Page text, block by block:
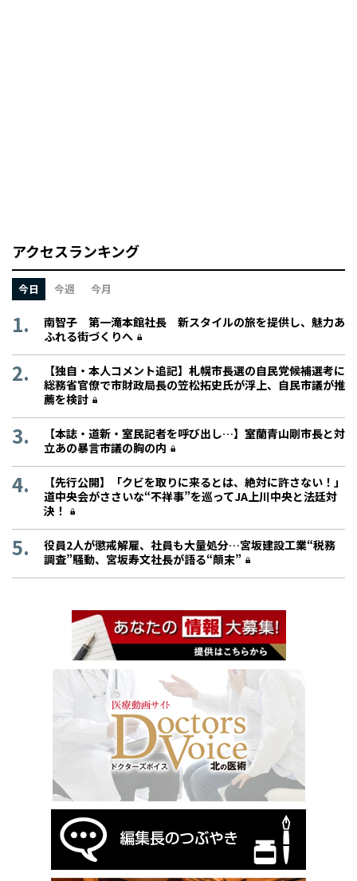
アクセスランキング
今日 今週 今月
南智子 第一滝本館社長 新スタイルの旅を提供し、魅力あ
ふれる街づくりへ
【独自・本人コメント追記】札幌市長選の自民党候補選考に
総務省官僚で市財政局長の笠松拓史氏が浮上、自民市議が推
薦を検討
【本誌・道新・室民記者を呼び出し…】室蘭青山剛市長と対
立あの暴言市議の胸の内
【先行公開】「クビを取りに来るとは、絶対に許さない！」
道中央会がささいな“不祥事”を巡ってJA上川中央と法廷対
決！
役員2人が懲戒解雇、社員も大量処分…宮坂建設工業“税務
調査”騒動、宮坂寿文社長が語る“顛末”